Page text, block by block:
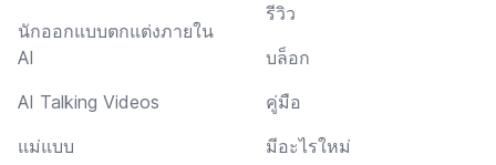
นักออกแบบตกแต่งภายใน
AI
AI Talking Videos
แม่แบบ
รีวิว
บล็อก
คู่มือ
มีอะไรใหม่